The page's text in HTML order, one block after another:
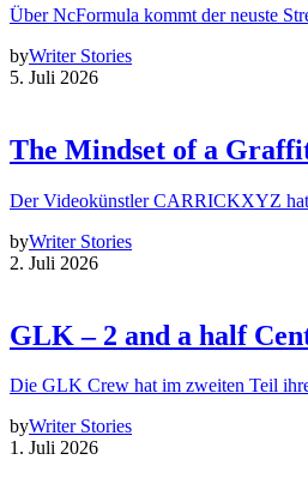
Über NcFormula kommt der neuste
byWriter Stories
5. Juli 2026
The Mindset of a
Der Videokünstler CARRICKXYZ
byWriter Stories
2. Juli 2026
GLK – 2 and a half
Die GLK Crew hat im zweiten Teil
byWriter Stories
1. Juli 2026